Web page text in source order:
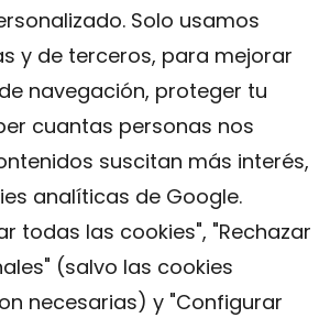
Solo usamos
y de terceros, para mejorar
navegación, proteger tu
cuantas personas nos
suscitan más interés,
analíticas de Google.
todas las cookies", "Rechazar
(salvo las cookies
necesarias) y "Configurar